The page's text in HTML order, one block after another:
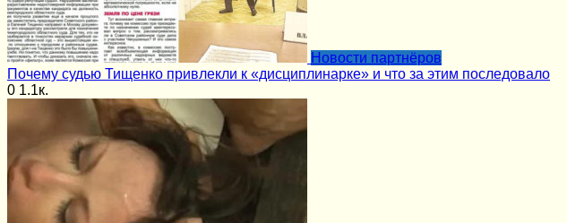
Новости партнёров
Почему судью Тищенко привлекли к «дисциплинарке» и что за этим последовало
0 1.1к.